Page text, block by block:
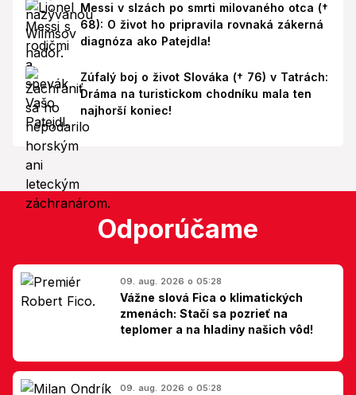
Messi v slzách po smrti milovaného otca (†
68): O život ho pripravila rovnaká zákerná
diagnóza ako Patejdla!
Zúfalý boj o život Slováka († 76) v Tatrách:
Dráma na turistickom chodníku mala ten
najhorší koniec!
Odporúčame
09. aug. 2026 o 05:28
Vážne slová Fica o klimatických
zmenách: Stačí sa pozrieť na
teplomer a na hladiny našich vôd!
09. aug. 2026 o 05:28